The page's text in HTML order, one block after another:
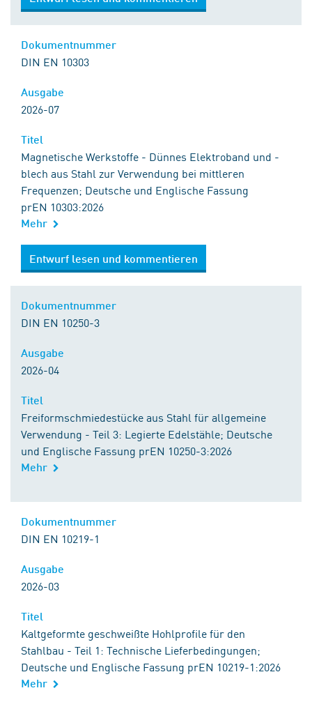
DIN EN 10303
2026-07
Magnetische Werkstoffe - Dünnes Elektroband und -
blech aus Stahl zur Verwendung bei mittleren
Frequenzen; Deutsche und Englische Fassung
prEN 10303:2026
Mehr
Entwurf lesen und kommentieren
DIN EN 10250-3
2026-04
Freiformschmiedestücke aus Stahl für allgemeine
Verwendung - Teil 3: Legierte Edelstähle; Deutsche
und Englische Fassung prEN 10250-3:2026
Mehr
DIN EN 10219-1
2026-03
Kaltgeformte geschweißte Hohlprofile für den
Stahlbau - Teil 1: Technische Lieferbedingungen;
Deutsche und Englische Fassung prEN 10219-1:2026
Mehr